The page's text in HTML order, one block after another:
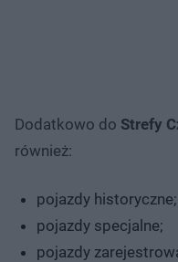
Dodatkowo do Strefy
również:
pojazdy historyczne;
pojazdy specjalne;
pojazdy